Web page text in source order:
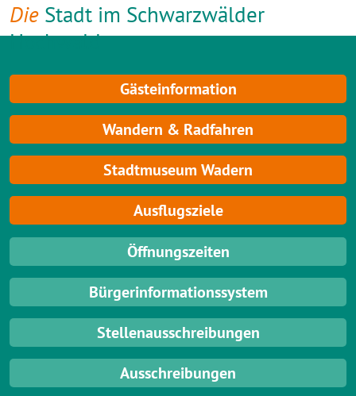
Die Stadt im Schwarzwälder
Hochwald
Gästeinformation
Wandern & Radfahren
Stadtmuseum Wadern
Ausflugsziele
Öffnungszeiten
Bürgerinformationssystem
Stellenausschreibungen
Ausschreibungen